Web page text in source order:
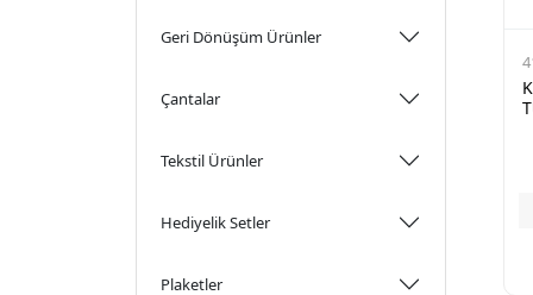
Geri Dönüşüm Ürünler
Çantalar
Tekstil Ürünler
Hediyelik Setler
Plaketler